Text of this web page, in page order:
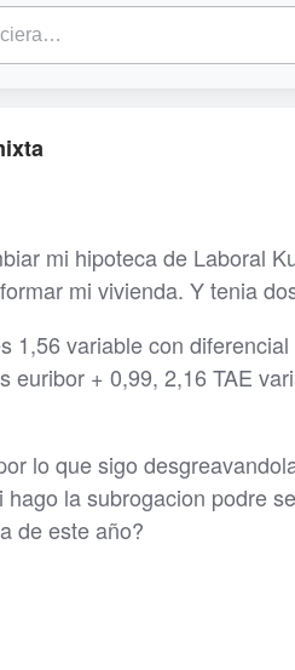
mi hipoteca de Laboral
mi vivienda. Y tenia
1,56 variable con
euribor + 0,99, 2,16 TAE
lo que sigo
la subrogacion podre
de este año?